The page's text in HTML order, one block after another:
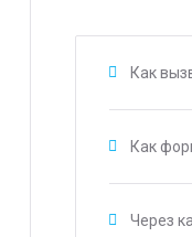
Как
Как
Через